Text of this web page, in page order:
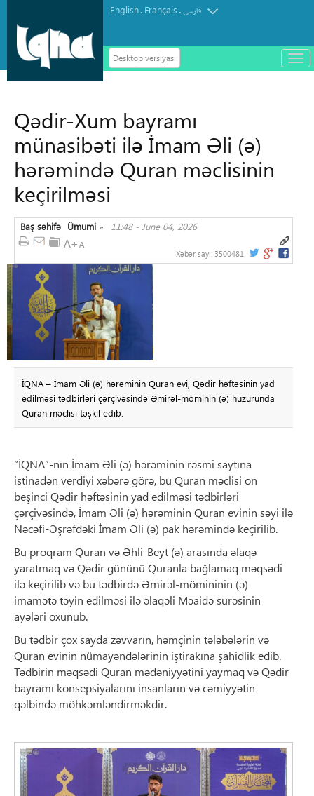
English. Français.فارسی
Desktop versiyası
باز
و
Qədir-Xum bayramı
münasibəti ilə İmam Əli (ə)
hərəmində Quran məclisinin
keçirilməsi
Baş səhifə »
Ümumi 11:48 - June 04, 2026
Xəbər sayı: 3500481
İQNA – İmam Əli (ə) hərəminin Quran evi, Qədir həftəsinin yad
edilməsi tədbirləri çərçivəsində Əmirəl-möminin (ə) hüzurunda
Quran məclisi təşkil edib.
“İQNA”-nın İmam Əli (ə) hərəminin rəsmi saytına
istinadən verdiyi xəbərə görə, bu Quran məclisi on
beşinci Qədir həftəsinin yad edilməsi tədbirləri
çərçivəsində, İmam Əli (ə) hərəminin Quran evinin səyi ilə
Nəcəfi-Əşrəfdəki İmam Əli (ə) pak hərəmində keçirilib.
Bu proqram Quran və Əhli-Beyt (ə) arasında əlaqə
yaratmaq və Qədir gününü Quranla bağlamaq məqsədi
ilə keçirilib və bu tədbirdə Əmirəl-mömininin (ə)
imamətə təyin edilməsi ilə əlaqəli Məaidə surəsinin
ayələri oxunub.
Bu tədbir çox sayda zəvvarın, həmçinin tələbələrin və
Quran evinin nümayəndələrinin iştirakına şahidlik edib.
Tədbirin məqsədi Quran mədəniyyətini yaymaq və Qədir
bayramı konsepsiyalarını insanların və cəmiyyətin
qəlbində möhkəmləndirməkdir.